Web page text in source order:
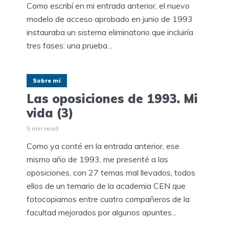
Como escribí en mi entrada anterior, el nuevo
modelo de acceso aprobado en junio de 1993
instauraba un sistema eliminatorio que incluiría
tres fases: una prueba...
Sobre mí
Las oposiciones de 1993. Mi
vida (3)
5 min read
Como ya conté en la entrada anterior, ese
mismo año de 1993, me presenté a las
oposiciones, con 27 temas mal llevados, todos
ellos de un temario de la academia CEN que
fotocopiamos entre cuatro compañeros de la
facultad mejorados por algunos apuntes...